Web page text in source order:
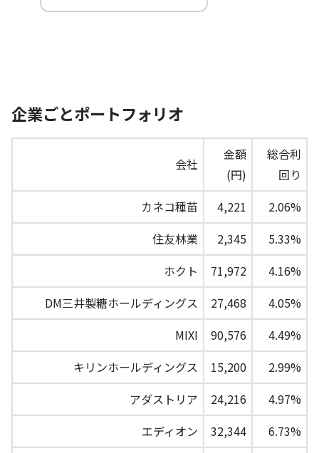
企業ごとポートフォリオ
会社
金額
(円)
総合利
回り
カネコ種苗
4,221
2.06%
住友林業
2,345
5.33%
ホクト
71,972
4.16%
DM三井製糖ホールディングス
27,468
4.05%
MIXI
90,576
4.49%
キリンホールディングス
15,200
2.99%
アダストリア
24,216
4.97%
エディオン
32,344
6.73%